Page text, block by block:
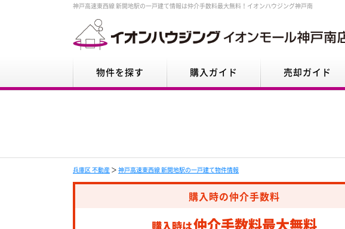
神戸高速東西線 新開地駅の一戸建て情報は仲介手数料最大無料！イオンハウジング神戸南
物件を探す 購入ガイド 売却ガイド
兵庫区 不動産 ＞ 神戸高速東西線 新開地駅の一戸建て物件情報
購入時の仲介手数料
仲介手数料最大無料